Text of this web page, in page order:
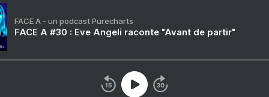
FACE A - un podcast Purecharts
FACE A #30 : Eve Angeli raconte "Avant de partir"